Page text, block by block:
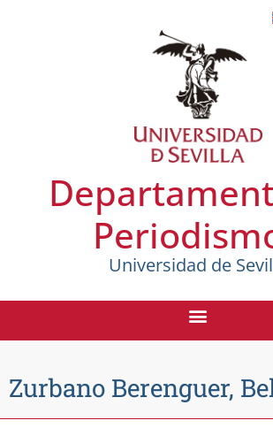
Universidad de
Zurbano Berenguer,